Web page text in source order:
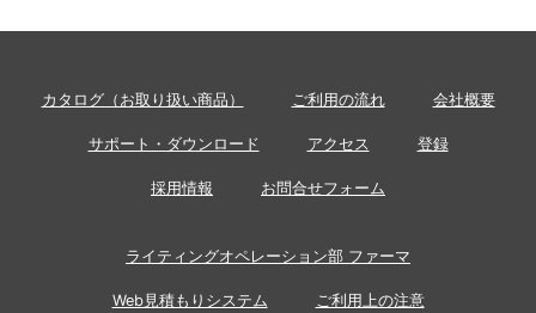
カタログ（お取り扱い商品） ご利用の流れ 会社概要
サポート・ダウンロード アクセス 登録
採用情報 お問合せフォーム
ライティングオペレーション部 ファーマ
Web見積もりシステム ご利用上の注意